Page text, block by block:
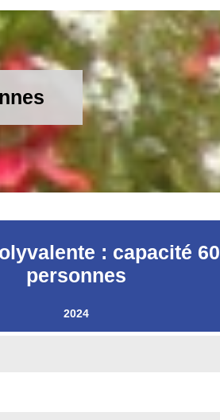
: capacité 60
personnes
2024